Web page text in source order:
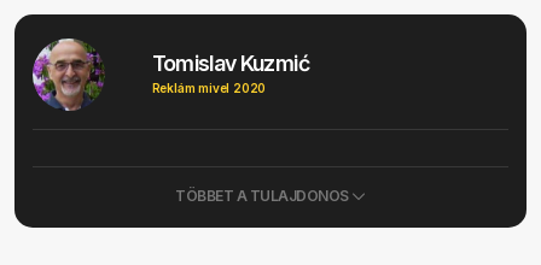
Tomislav Kuzmić
Reklám mivel 2020
TÖBBET A TULAJDONOS